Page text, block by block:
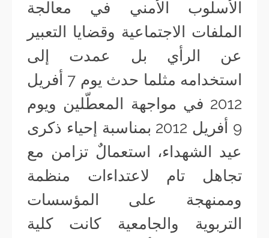
الأسلوب الأمني في معالجة
الملفات الاجتماعية وقضايا التعبير
عن الرأي بل عمدت إلى
استخدامه مثلما حدث يوم 7 أفريل
2012 في مواجهة المعطّلين ويوم
9 أفريل 2012 بمناسبة إحياء ذكرى
عيد الشهداء، استعمالٌ تزامن مع
تجاهل تام لاعتداءات منظمة
وممنهجة على المؤسسات
التربوية والجامعية كانت كلية